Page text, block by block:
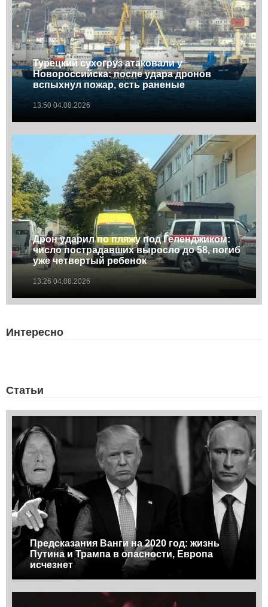
Турецкий сухогруз атаковали у
Новороссийска: после удара дронов
вспыхнул пожар, есть раненые
13:50 04.08.2026
Дрон ударил по пляжу под Геленджиком:
число пострадавших выросло до 58, погиб
уже четвертый ребенок
13:26 04.08.2026
Интересно
Статьи
Предсказания Ванги на 2020 год: жизнь
Путина и Трампа в опасности, Европа
исчезнет